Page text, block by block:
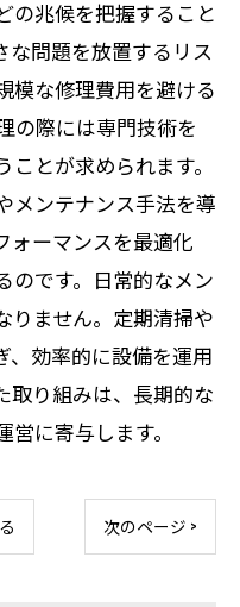
の兆候を把握すること
な問題を放置するリス
模な修理費用を避ける
の際には専門技術を
とが求められます。
メンテナンス手法を導
ォーマンスを最適化
のです。日常的なメン
りません。定期清掃や
、効率的に設備を運用
取り組みは、長期的な
に寄与します。
次のページ >